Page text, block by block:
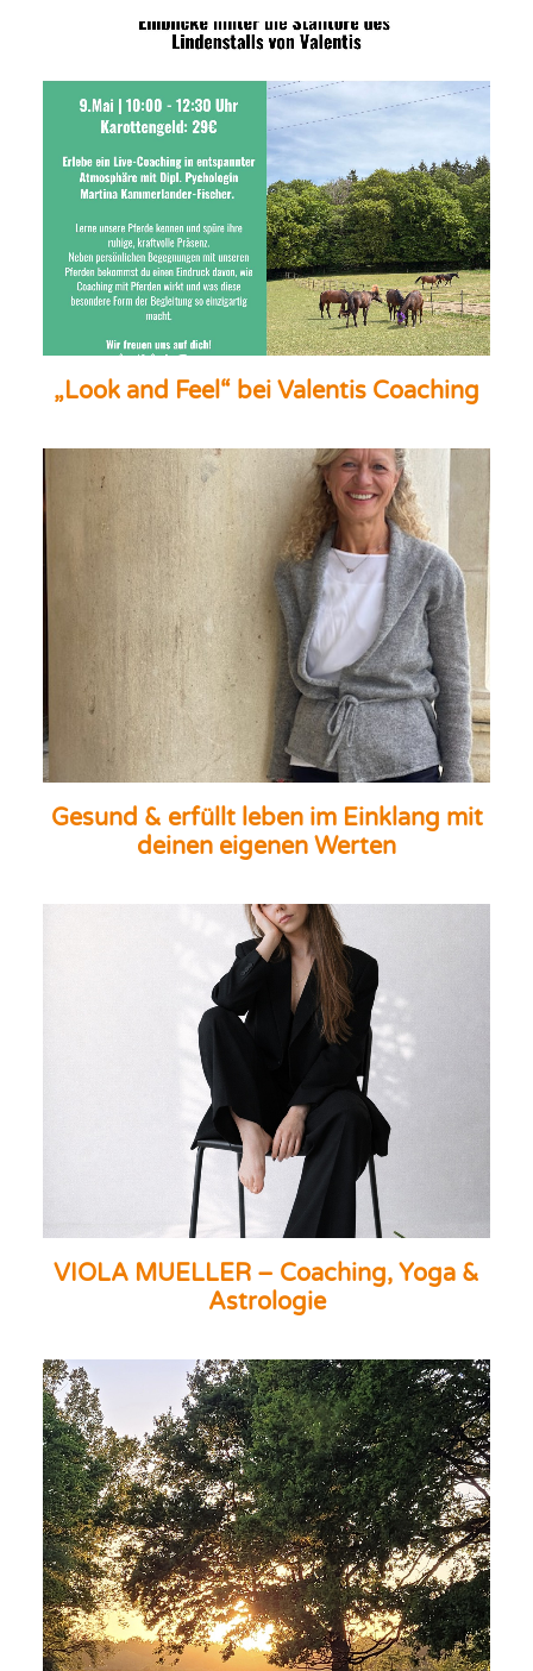
„Look and Feel“ bei Valentis Coaching
Gesund & erfüllt leben im Einklang mit
deinen eigenen Werten
VIOLA MUELLER – Coaching, Yoga &
Astrologie